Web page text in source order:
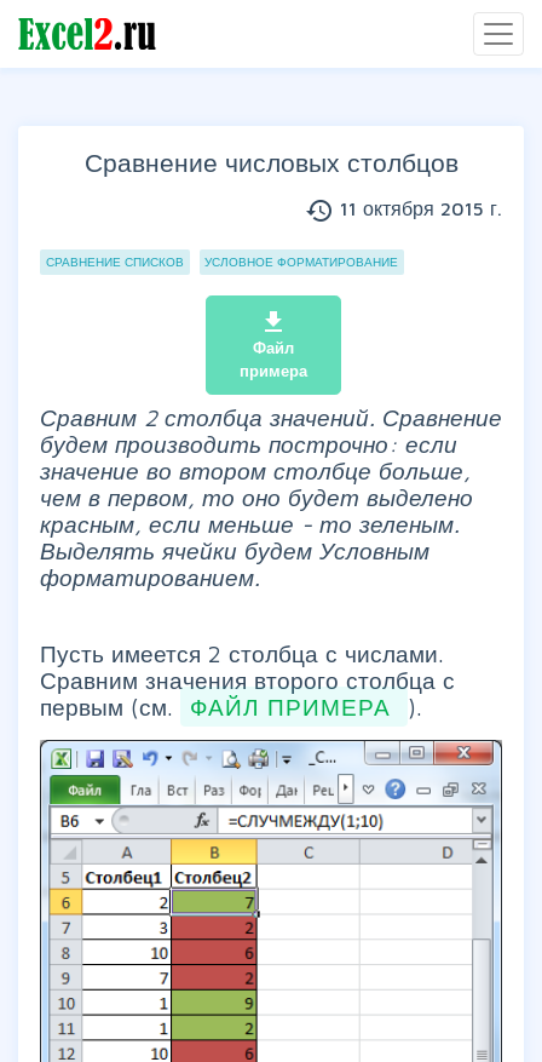
Сравнение числовых столбцов
history 11 октября 2015 г.
Группы статей
СРАВНЕНИЕ СПИСКОВ УСЛОВНОЕ ФОРМАТИРОВАНИЕ
file_download
Файл
примера
Сравним 2 столбца значений. Сравнение
будем производить построчно: если
значение во втором столбце больше,
чем в первом, то оно будет выделено
красным, если меньше - то зеленым.
Выделять ячейки будем Условным
форматированием.
Пусть имеется 2 столбца с числами.
Сравним значения второго столбца с
первым (см.
ФАЙЛ ПРИМЕРА ).